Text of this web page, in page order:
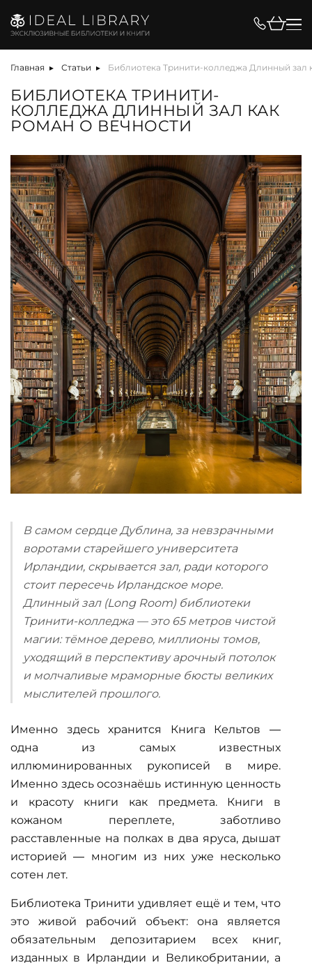
Главная Статьи Библиотека Тринити-колледжа Длинный зал
БИБЛИОТЕКА ТРИНИТИ-
КОЛЛЕДЖА ДЛИННЫЙ ЗАЛ КАК
РОМАН О ВЕЧНОСТИ
В самом сердце Дублина, за невзрачными
воротами старейшего университета
Ирландии, скрывается зал, ради которого
стоит пересечь Ирландское море.
Длинный зал (Long Room) библиотеки
Тринити-колледжа — это 65 метров чистой
магии: тёмное дерево, миллионы томов,
уходящий в перспективу арочный потолок
и молчаливые мраморные бюсты великих
мыслителей прошлого.
Именно здесь хранится Книга Кельтов —
одна из самых известных
иллюминированных рукописей в мире.
Именно здесь осознаёшь истинную ценность
и красоту книги как предмета. Книги в
кожаном переплете, заботливо
расставленные на полках в два яруса, дышат
историей — многим из них уже несколько
сотен лет.
Библиотека Тринити удивляет ещё и тем, что
это живой рабочий объект: она является
обязательным депозитарием всех книг,
изданных в Ирландии и Великобритании, а